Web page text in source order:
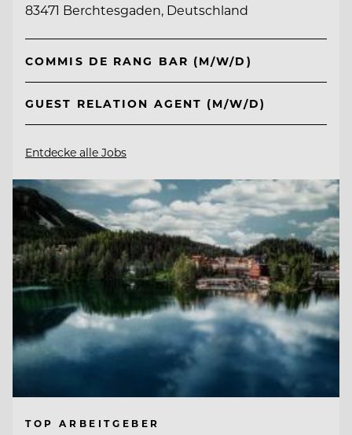
83471 Berchtesgaden, Deutschland
COMMIS DE RANG BAR (M/W/D)
GUEST RELATION AGENT (M/W/D)
Entdecke alle Jobs
TOP ARBEITGEBER